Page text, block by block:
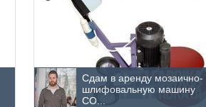
Сдам в аренду мозаично-
шлифовальную машину
СО...